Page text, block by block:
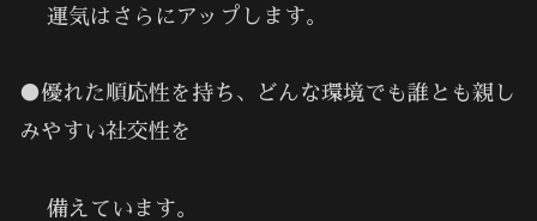
運気はさらにアップします。
●優れた順応性を持ち、どんな環境でも誰とも親し
みやすい社交性を
備えています。